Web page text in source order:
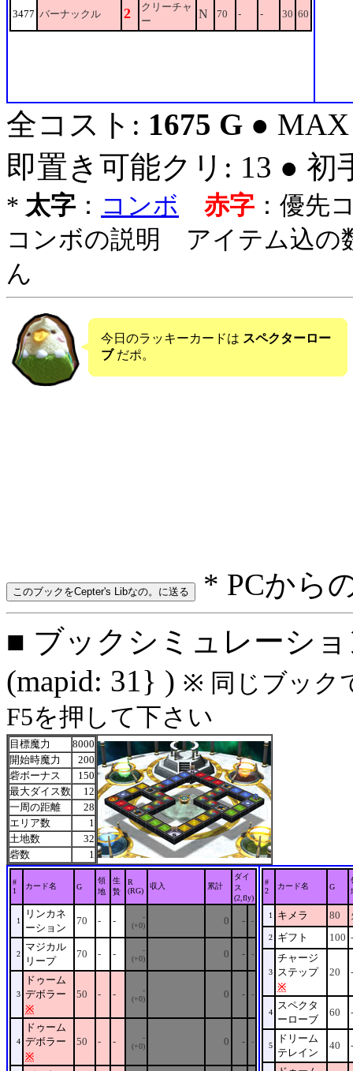
3477 バーナックル 2
クリーチャ
ー
N 70 - - 30 60
全コスト: 1675 G ●
即置き可能クリ: 13 ● 初
* 太字 ： コンボ 赤字 ：優先
コンボの説明 アイテム込の
ん
今日のラッキーカードは スペクターロー
ブ だポ。
* PCから
■ ブックシミュレーシ
(mapid: 31} ) ※ 同じブック
F5を押して下さい
目標魔力
8000
開始時魔力
200
砦ボーナス
150
最大ダイス数
12
一周の距離
28
エリア数
1
土地数
32
砦数
1
#
1
カード名 G
領
地
生
贄
R
(RG)
収入 累計
ダイ
ス
(2,fly)
1
リンカネ
ーション
70 - -
-
(+0)
0 - -
2
マジカル
リープ
70 - -
-
(+0)
0 - -
3
ドゥーム
デボラー
※
50 - -
-
(+0)
0 - -
4
ドゥーム
デボラー
※
50 - -
-
(+0)
0 - -
#
2
カード名 G
1 キメラ 80
2 ギフト 100 -
3
チャージ
ステップ
※
20 -
4
スペクタ
ーローブ
60 -
5
ドリーム
テレイン
40 -